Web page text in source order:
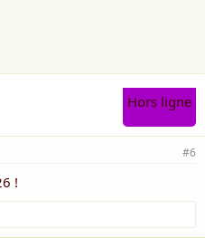
Hors ligne
#6
!